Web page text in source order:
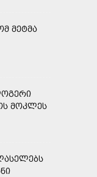
ᲛᲔᲢᲛᲐ
ᲛᲝᲙᲚᲔᲡ